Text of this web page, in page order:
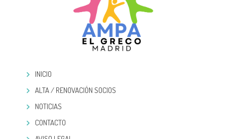
INICIO
ALTA / RENOVACIÓN SOCIOS
NOTICIAS
CONTACTO